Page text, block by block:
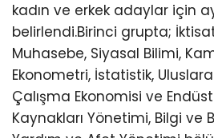
kadın ve erkek adaylar için
belirlendi.Birinci grupta;
Muhasebe, Siyasal Bilimi,
Ekonometri, İstatistik,
Çalışma Ekonomisi ve
Kaynakları Yönetimi, Bilgi ve